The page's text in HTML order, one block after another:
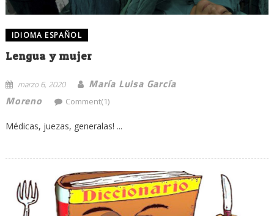
IDIOMA ESPAÑOL
Lengua y mujer
marzo 6, 2020
María Luisa García
Moreno
Comment(1)
Médicas, juezas, generalas! ...